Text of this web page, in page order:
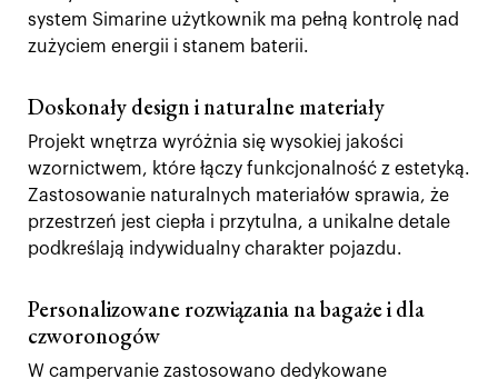
system Simarine użytkownik ma pełną kontrolę nad
zużyciem energii i stanem baterii.
Doskonały design i naturalne materiały
Projekt wnętrza wyróżnia się wysokiej jakości
wzornictwem, które łączy funkcjonalność z estetyką.
Zastosowanie naturalnych materiałów sprawia, że
przestrzeń jest ciepła i przytulna, a unikalne detale
podkreślają indywidualny charakter pojazdu.
Personalizowane rozwiązania na bagaże i dla
czworonogów
W campervanie zastosowano dedykowane